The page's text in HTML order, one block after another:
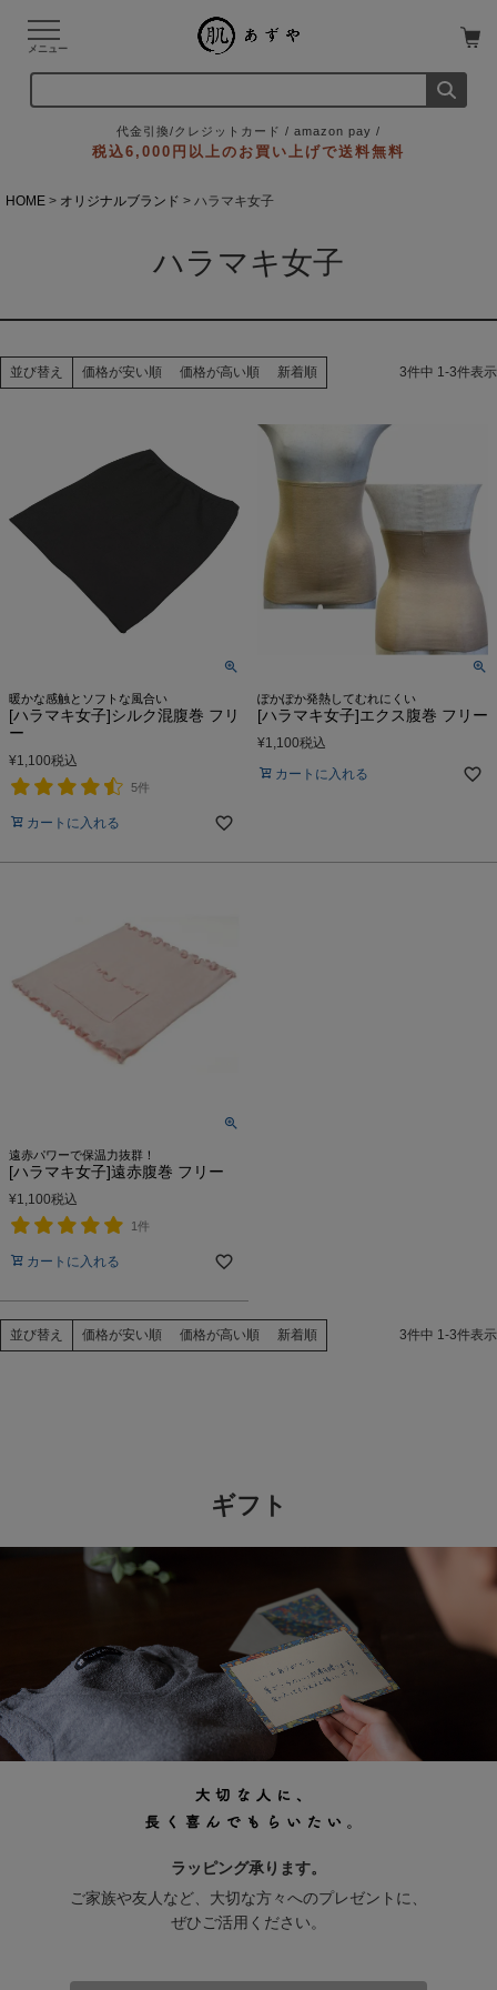
メニュー
代金引換/クレジットカード / amazon pay /
税込6,000円以上のお買い上げで送料無料
HOME オリジナルブランド ハラマキ女子
ハラマキ女子
並び替え 価格が安い順 価格が高い順 新着順 3件中 1 -3件表示
暖かな感触とソフトな風合い
[ハラマキ女子]シルク混腹巻 フリ
ー
¥1,100税込
5件
カートに入れる
ぽかぽか発熱してむれにくい
[ハラマキ女子]エクス腹巻 フリー
¥1,100税込
カートに入れる
遠赤パワーで保温力抜群！
[ハラマキ女子]遠赤腹巻 フリー
¥1,100税込
1件
カートに入れる
並び替え 価格が安い順 価格が高い順 新着順 3件中 1 -3件表示
ギフト
ラッピング承ります。
ご家族や友人など、大切な方々へのプレゼントに、
ぜひご活用ください。